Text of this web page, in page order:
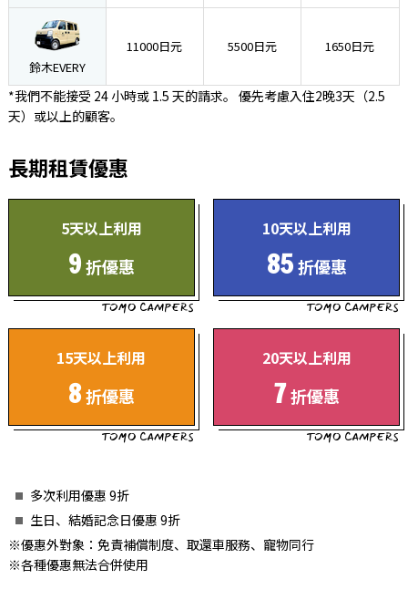
鈴木EVERY
11000日元 5500日元 1650日元
*我們不能接受 24 小時或 1.5 天的請求。 優先考慮入住2晚3天（2.5
天）或以上的顧客。
長期租賃優惠
5天以上利用
9折優惠
10天以上利用
85 折優惠
15天以上利用
8折優惠
20天以上利用
7折優惠
多次利用優惠 9折
生日、結婚記念日優惠 9折
※優惠外對象：免責補償制度、取還車服務、寵物同行
※各種優惠無法合併使用